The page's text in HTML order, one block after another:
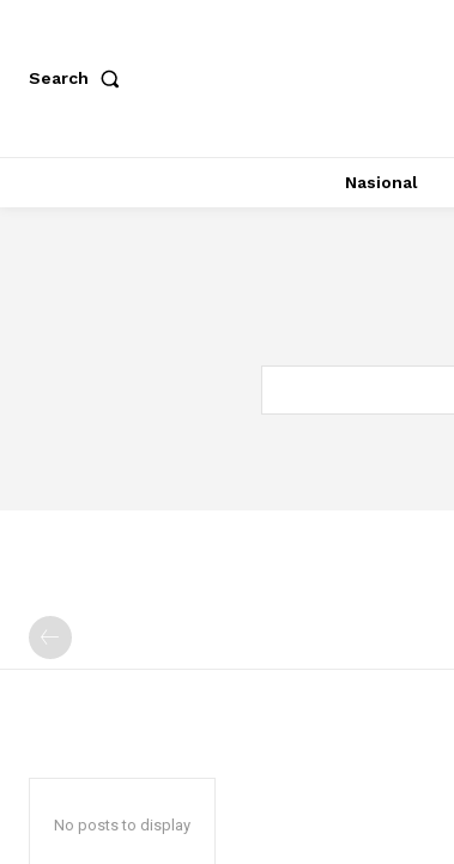
Search
Nasional
No posts to display